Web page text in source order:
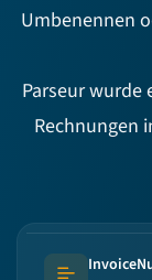
Umbenennen
Parseur
Rechnungen